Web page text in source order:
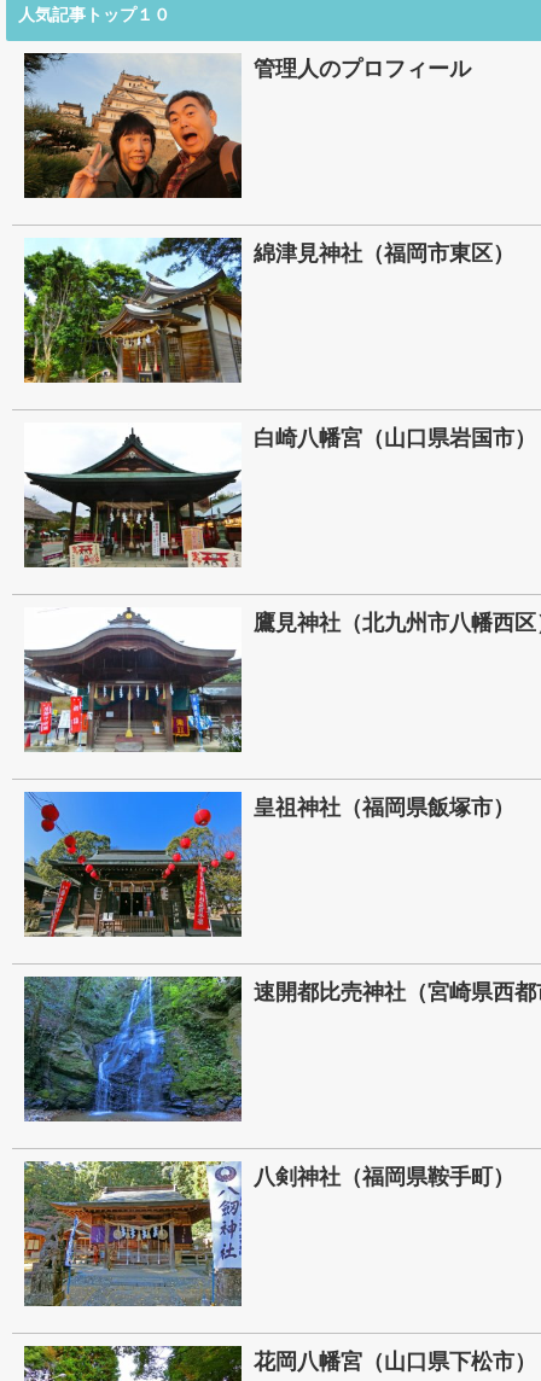
人気記事トップ１０
管理人のプロフィール
綿津見神社（福岡市東区）
白崎八幡宮（山口県岩国市）
鷹見神社（北九州市八幡西区
皇祖神社（福岡県飯塚市）
速開都比売神社（宮崎県西
八剣神社（福岡県鞍手町）
花岡八幡宮（山口県下松市）